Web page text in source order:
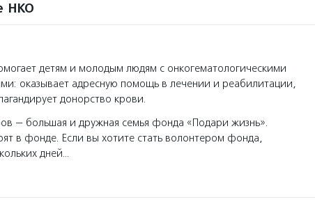
НКО
детям и молодым людям с онкогематологическими
оказывает адресную помощь в лечении и реабилитации,
донорство крови.
— большая и дружная семья фонда «Подари жизнь».
в фонде. Если вы хотите стать волонтером фонда,
дней…